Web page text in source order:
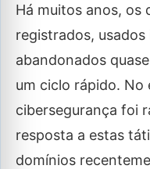
Há muitos anos, os
registrados,
abandonados
um ciclo rápido.
cibersegurança foi
resposta a estas
domínios